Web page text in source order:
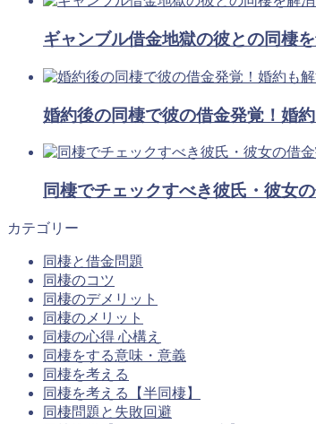
ギャンブル借金地獄の彼との同棲
婚約後の同棲で彼の借金発覚！婚
同棲でチェックすべき彼氏・彼女
カテゴリー
同棲と借金問題
同棲のコツ
同棲のデメリット
同棲のメリット
同棲の心得 心構え
同棲をする意味・意義
同棲を考える
同棲を考える【半同棲】
同棲問題と失敗回避